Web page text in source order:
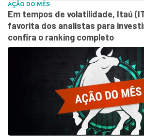
AÇÃO DO MÊS
Em tempos de volatilidade, Itaú
favorita dos analistas para
confira o ranking completo